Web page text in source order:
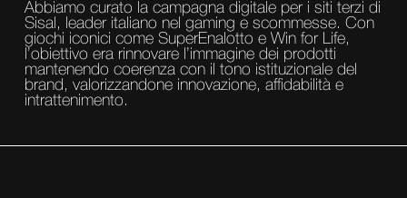
Abbiamo curato la campagna digitale per i siti terzi di
Sisal, leader italiano nel gaming e scommesse. Con
giochi iconici come SuperEnalotto e Win for Life,
l’obiettivo era rinnovare l’immagine dei prodotti
mantenendo coerenza con il tono istituzionale del
brand, valorizzandone innovazione, affidabilità e
intrattenimento.